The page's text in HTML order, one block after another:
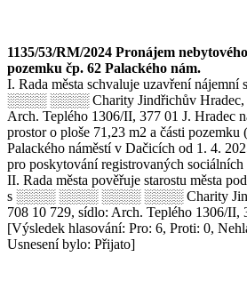
1135/53/RM/2024 Pronájem
pozemku čp. 62 Palackého nám.
I. Rada města schvaluje uzavření
░░░░ ░░░░ Charity Jindřichův Hradec,
Arch. Teplého 1306/II, 377 01 J. Hradec
prostor o ploše 71,23 m2 a části
Palackého náměstí v Dačicích od 1. 4.
pro poskytování registrovaných
II. Rada města pověřuje starostu města
s ░░░░ ░░░░ ░░░░ ░░░░ Charity
708 10 729, sídlo: Arch. Teplého 1306/II,
[Výsledek hlasování: Pro: 6, Proti: 0,
Usnesení bylo: Přijato]